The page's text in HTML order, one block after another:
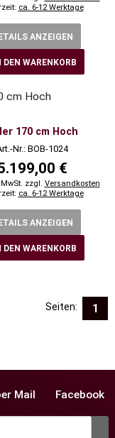
ca. 6-12 Werktage
ANZEIGEN
DEN WARENKORB
cm Hoch
170 cm Hoch
Nr.: BOB-1024
€
zzgl. Versandkosten
ca. 6-12 Werktage
ANZEIGEN
DEN WARENKORB
Seiten: 1
Mail Facebook